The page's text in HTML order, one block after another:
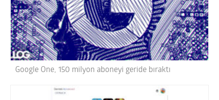
Google One, 150 milyon aboneyi geride bıraktı